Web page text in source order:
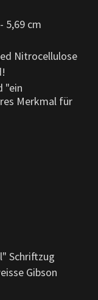
5,69 cm
Nitrocellulose
"ein
Merkmal für
Schriftzug
Gibson